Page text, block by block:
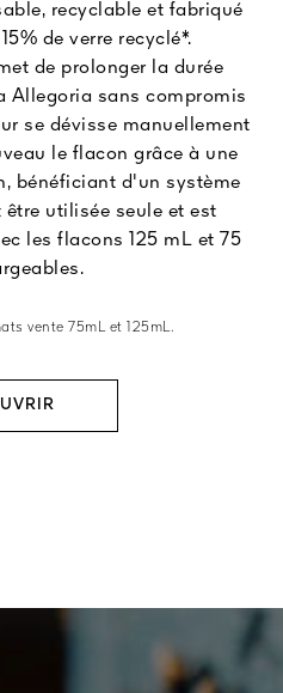
recyclable et fabriqué
de verre recyclé*.
de prolonger la durée
sans compromis
se dévisse manuellement
le flacon grâce à une
bénéficiant d'un système
utilisée seule et est
les flacons 125 mL et 75
vente 75mL et 125mL.